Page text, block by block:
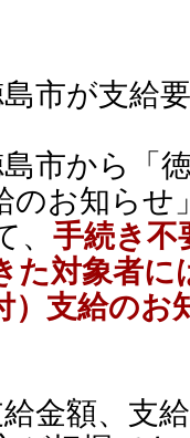
市が支給
から「徳
のお知らせ
手続き不
た対象者
支給のお
金額、支